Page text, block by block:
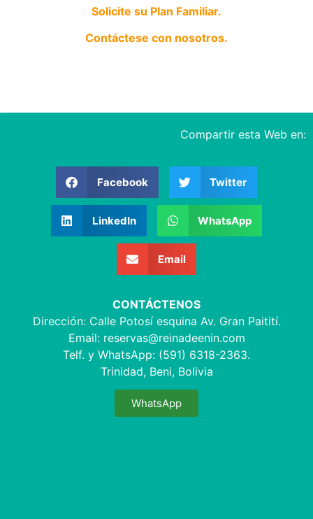
Solicite su Plan Familiar.
Contáctese con nosotros.
Compartir esta Web en:
Facebook Twitter
LinkedIn WhatsApp
Email
CONTÁCTENOS
Dirección: Calle Potosí esquina Av. Gran Paitití.
Email: reservas@reinadeenin.com
Telf. y WhatsApp: (591) 6318-2363.
Trinidad, Beni, Bolivia
WhatsApp